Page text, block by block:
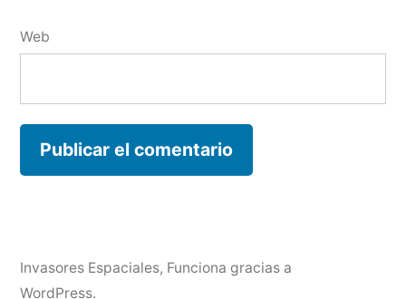
Web
Invasores Espaciales, Funciona gracias a
WordPress.